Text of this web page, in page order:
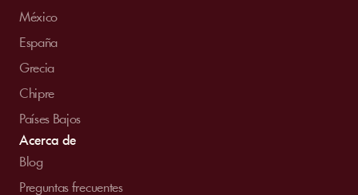
México
España
Grecia
Chipre
Países Bajos
Acerca de
Blog
Preguntas frecuentes